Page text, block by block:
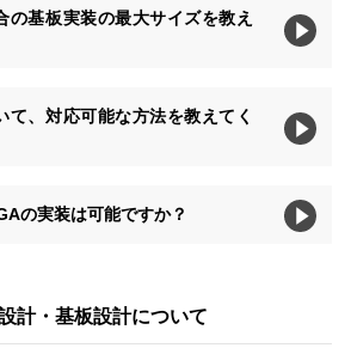
の基板実装の最大サイズを教え
て、対応可能な方法を教えてく
の実装は可能ですか？
計・基板設計について